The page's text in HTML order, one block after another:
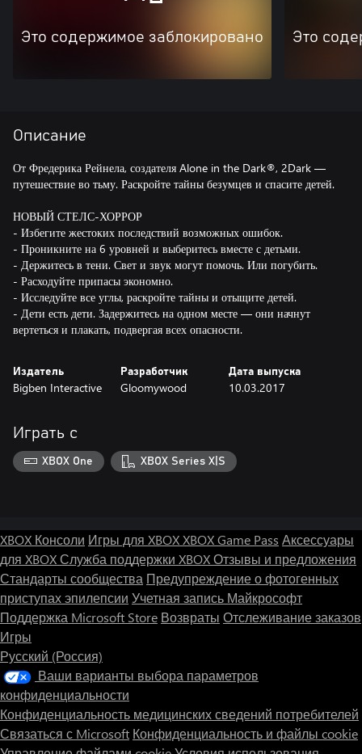
Это содержимое заблокировано Это
Описание
От Фредерика Рейнела, создателя Alone in the Dark®, 2Dark —
путешествие во тьму. Раскройте тайны безумцев и спасите детей.
НОВЫЙ СТЕЛС-ХОРРОР
- Избегите жестоких последствий возможных ошибок.
- Проникните на 6 уровней и выберитесь вместе с детьми.
- Держитесь в тени. Свет и звук могут помочь. Или погубить.
- Расходуйте припасы экономно.
- Исследуйте все углы, раскройте тайны и отыщите детей.
- Дети есть дети. Задержитесь на одном месте — они начнут
вертеться и плакать, подвергая всех опасности.
Издатель
Bigben Interactive
Разработчик
Gloomywood
Дата выпуска
10.03.2017
Играть с
XBOX One XBOX Series X|S
XBOX Консоли Игры для XBOXXBOX Game Pass Аксессуары
для XBOXСлужба поддержки XBOXОтзывы и предложения
Стандарты сообщества Предупреждение о фотогенных
приступах эпилепсии Учетная запись Майкрософт
Поддержка Microsoft Store Возвраты Отслеживание заказов
Игры
Русский (Россия)
Ваши варианты выбора параметров
конфиденциальности
Конфиденциальность медицинских сведений потребителей
Связаться с Microsoft Конфиденциальность и файлы cookie